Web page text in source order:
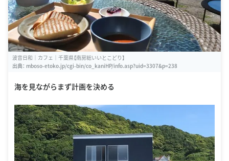
波音日和｜カフェ｜千葉県【南房総いいとこどり】
出典： mboso-etoko.jp/cgi-bin/co_kaniHP/info.asp?uid=3307&p=238
海を見ながらまず計画を決める